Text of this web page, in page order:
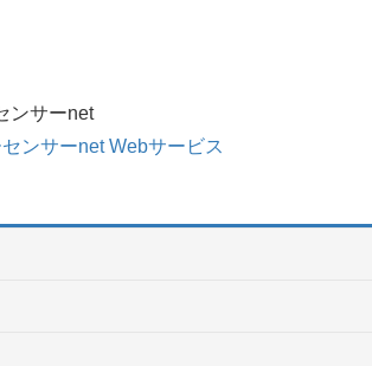
ンサーnet
センサーnet Webサービス